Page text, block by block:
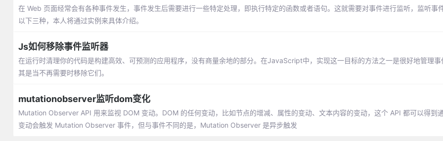
在 Web 页面经常会有各种事件发生，事件发生后需要进行一些特定处理，即执行特定的函数或者语句。这就需要对事件进行监听，监听事
以下三种，本人将通过实例来具体介绍。
Js如何移除事件监听器
在运行时清理你的代码是构建高效、可预测的应用程序，没有商量余地的部分。在JavaScript中，实现这一目标的方法之一是很好地管理事
其是当不再需要时移除它们。
mutationobserver监听dom变化
Mutation Observer API 用来监视 DOM 变动。DOM 的任何变动，比如节点的增减、属性的变动、文本内容的变动，这个 API 都可以得到
变动会触发 Mutation Observer 事件，但与事件不同的是，Mutation Observer 是异步触发